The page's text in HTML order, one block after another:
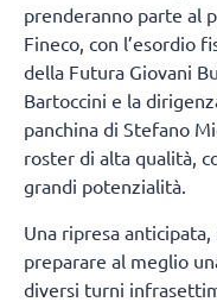
prenderanno parte al
Fineco, con l’esordio
della Futura Giovani
Bartoccini e la
panchina di Stefano
roster di alta qualità,
grandi potenzialità.
Una ripresa
preparare al meglio
diversi turni